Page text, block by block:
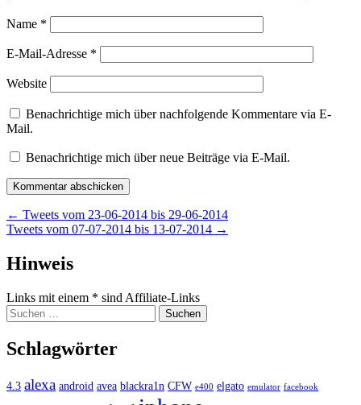
Name *
E-Mail-Adresse *
Website
Benachrichtige mich über nachfolgende Kommentare via E-
Mail.
Benachrichtige mich über neue Beiträge via E-Mail.
Beitragsnavigation
← Tweets vom 23-06-2014 bis 29-06-2014
Tweets vom 07-07-2014 bis 13-07-2014 →
Widgets
Hinweis
Links mit einem * sind Affiliate-Links
Suchen
nach:
Schlagwörter
4.3 alexa android avea blackra1n CFW e400 elgato emulator facebook